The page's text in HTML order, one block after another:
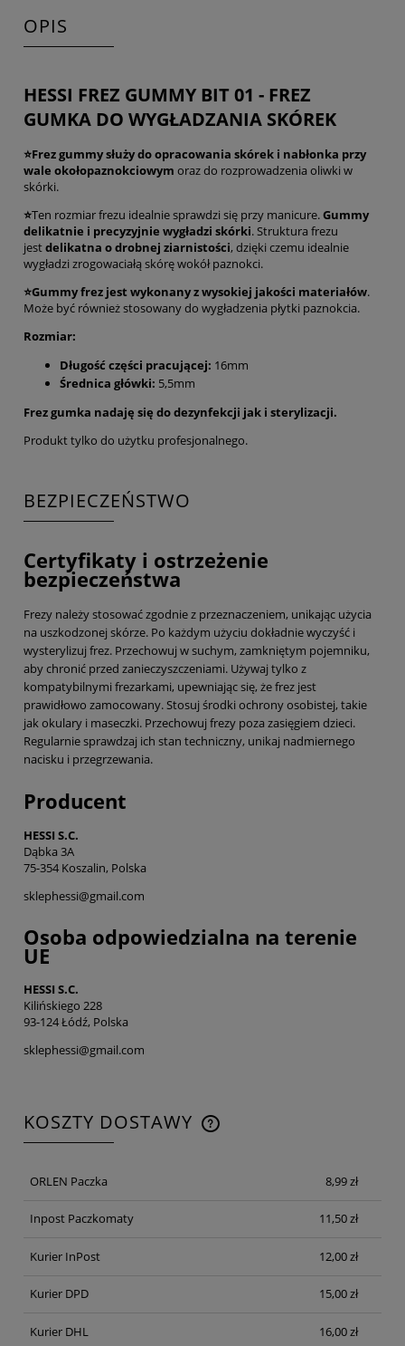
OPIS
HESSI FREZ GUMMY BIT 01 - FREZ
GUMKA DO WYGŁADZANIA SKÓREK
⭐Frez gummysłuży do opracowania skórek i nabłonka przy
wale okołopaznokciowym oraz do rozprowadzenia oliwki w
skórki.
⭐Ten rozmiar frezu idealnie sprawdzi się przy manicure.Gummy
delikatnie i precyzyjnie wygładzi skórki. Struktura frezu
jestdelikatna o drobnej ziarnistości, dzięki czemu idealnie
wygładzi zrogowaciałą skórę wokół paznokci.
⭐Gummy frez jest wykonany z wysokiej jakości materiałów.
Może być również stosowany do wygładzenia płytki paznokcia.
Rozmiar:
Długość części pracującej: 16mm
Średnica główki: 5,5mm
Frez gumka nadaję się do dezynfekcji jak i sterylizacji.
Produkt tylko do użytku profesjonalnego.
BEZPIECZEŃSTWO
Certyfikaty i ostrzeżenie
bezpieczeństwa
Frezy należy stosować zgodnie z przeznaczeniem, unikając użycia
na uszkodzonej skórze. Po każdym użyciu dokładnie wyczyść i
wysterylizuj frez. Przechowuj w suchym, zamkniętym pojemniku,
aby chronić przed zanieczyszczeniami. Używaj tylko z
kompatybilnymi frezarkami, upewniając się, że frez jest
prawidłowo zamocowany. Stosuj środki ochrony osobistej, takie
jak okulary i maseczki. Przechowuj frezy poza zasięgiem dzieci.
Regularnie sprawdzaj ich stan techniczny, unikaj nadmiernego
nacisku i przegrzewania.
Producent
HESSI S.C.
Dąbka 3A
75-354 Koszalin, Polska
sklephessi@gmail.com
Osoba odpowiedzialna na terenie
UE
HESSI S.C.
Kilińskiego 228
93-124 Łódź, Polska
sklephessi@gmail.com
KOSZTY DOSTAWY
CENA NIE ZAWIERA EWENTUALNYCH KOSZTÓW
ORLEN Paczka
8,99 zł
Inpost Paczkomaty 11,50 zł
Kurier InPost 12,00 zł
Kurier DPD 15,00 zł
Kurier DHL 16,00 zł